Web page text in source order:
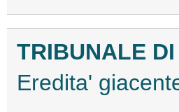
TRIBUNALE
Eredita'